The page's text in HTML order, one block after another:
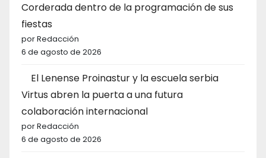
Corderada dentro de la programación de sus
fiestas
por Redacción
6 de agosto de 2026
El Lenense Proinastur y la escuela serbia
Virtus abren la puerta a una futura
colaboración internacional
por Redacción
6 de agosto de 2026